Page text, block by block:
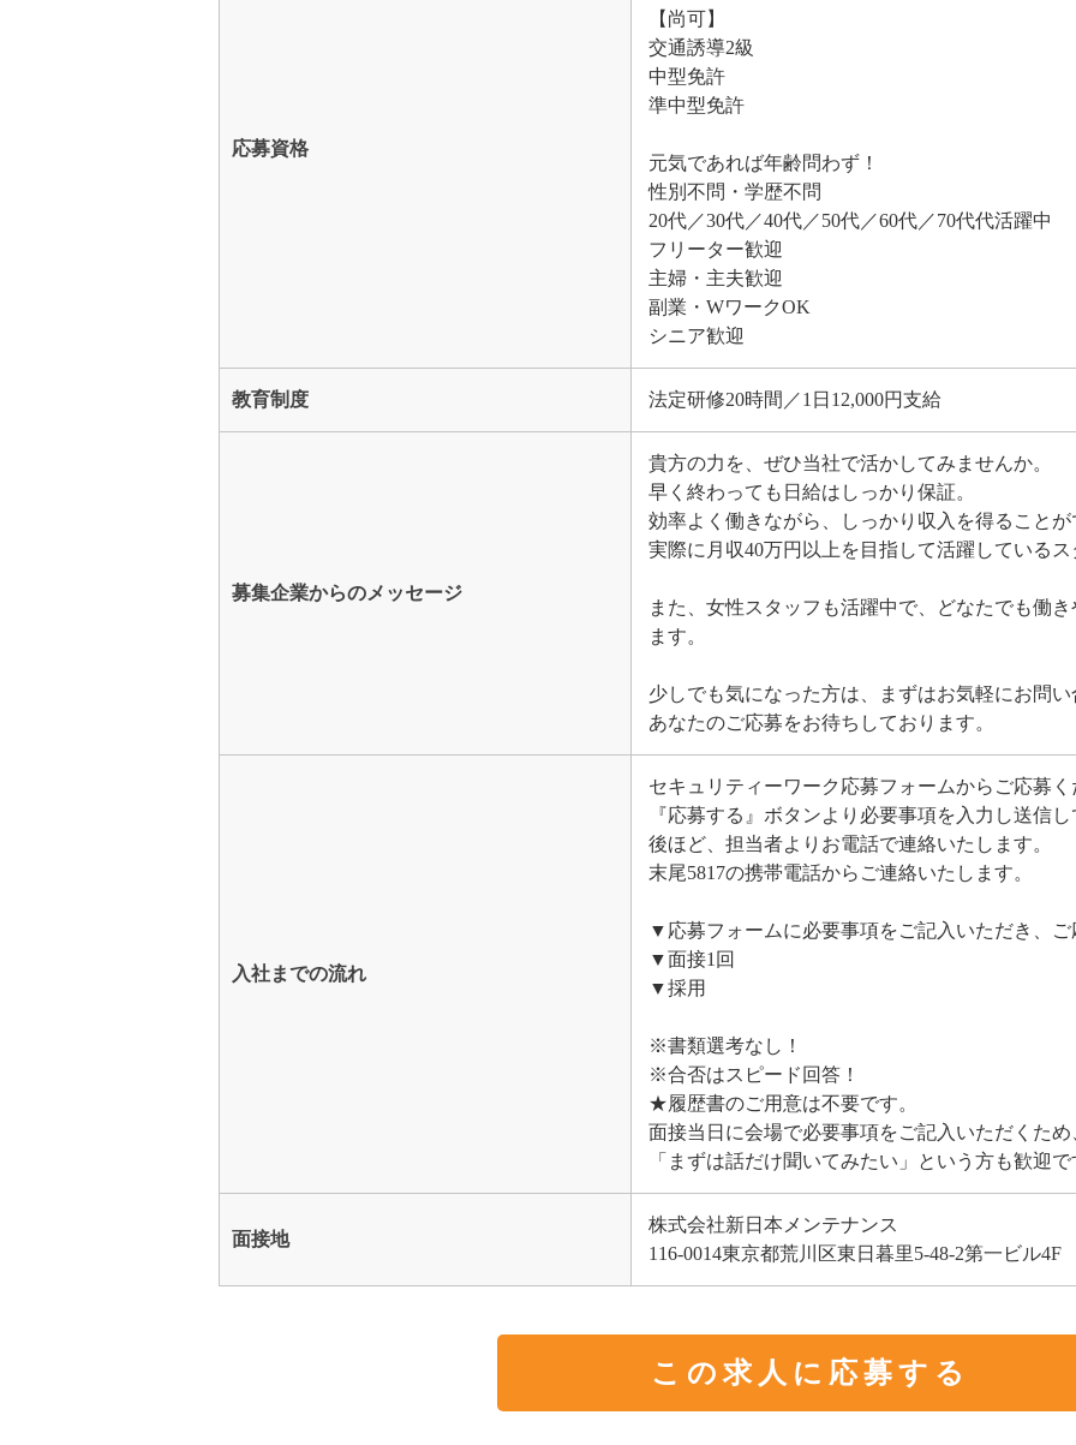
応募資格
【尚可】
交通誘導2級
中型免許
準中型免許
元気であれば年齢問わず！
性別不問・学歴不問
20代／30代／40代／50代／60代／70代代活躍中
フリーター歓迎
主婦・主夫歓迎
副業・WワークOK
シニア歓迎
教育制度 法定研修20時間／1日12,000円支給
募集企業からのメッセージ
貴方の力を、ぜひ当社で活かしてみませんか。
早く終わっても日給はしっかり保証。
効率よく働きながら、しっかり収入を得ること
実際に月収40万円以上を目指して活躍している
また、女性スタッフも活躍中で、どなたでも働
ます。
少しでも気になった方は、まずはお気軽にお問
あなたのご応募をお待ちしております。
入社までの流れ
セキュリティーワーク応募フォームからご応募
『応募する』ボタンより必要事項を入力し送信
後ほど、担当者よりお電話で連絡いたします。
末尾5817の携帯電話からご連絡いたします。
▼応募フォームに必要事項をご記入いただき、
▼面接1回
▼採用
※書類選考なし！
※合否はスピード回答！
★履歴書のご用意は不要です。
面接当日に会場で必要事項をご記入いただくた
「まずは話だけ聞いてみたい」という方も歓迎
面接地
株式会社新日本メンテナンス
116-0014東京都荒川区東日暮里5-48-2第一ビル4F
この求人に応募する